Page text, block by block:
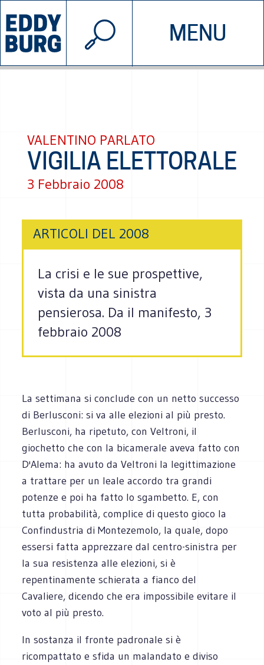
MENU
INIZIATIVE CHI SIAMO
© 2026 EDDYBURG
VALENTINO PARLATO
VIGILIA ELETTORALE
3 Febbraio 2008
ARTICOLI DEL 2008
La crisi e le sue prospettive,
vista da una sinistra
pensierosa. Da il manifesto, 3
febbraio 2008
La settimana si conclude con un netto successo
di Berlusconi: si va alle elezioni al più presto.
Berlusconi, ha ripetuto, con Veltroni, il
giochetto che con la bicamerale aveva fatto con
D'Alema: ha avuto da Veltroni la legittimazione
a trattare per un leale accordo tra grandi
potenze e poi ha fatto lo sgambetto. E, con
tutta probabilità, complice di questo gioco la
Confindustria di Montezemolo, la quale, dopo
essersi fatta apprezzare dal centro-sinistra per
la sua resistenza alle elezioni, si è
repentinamente schierata a fianco del
Cavaliere, dicendo che era impossibile evitare il
voto al più presto.
In sostanza il fronte padronale si è
ricompattato e sfida un malandato e diviso